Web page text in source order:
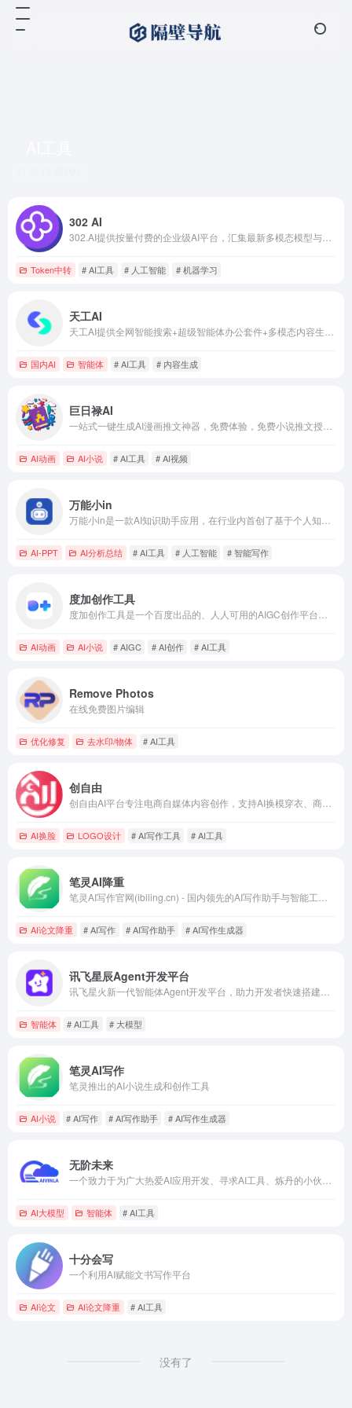
302 AI
Token中转 # AI工具 # 人工智能 # 机器学习
天工AI
国内AI 智能体 # AI工具 # 内容生成
巨日禄AI
AI动画 AI小说 # AI工具 # AI视频
万能小in
AI-PPT AI分析总结 # AI工具 # 人工智能 # 智能写作
度加创作工具
AI动画 AI小说 # AIGC # AI创作 # AI工具
Remove Photos
在线免费图片编辑
优化修复 去水印/物体 # AI工具
创自由
AI换脸 LOGO设计 # AI写作工具 # AI工具
笔灵AI降重
AI论文降重 # AI写作 # AI写作助手 # AI写作生成器
讯飞星辰Agent开发平台
智能体 # AI工具 # 大模型
笔灵AI写作
笔灵推出的AI小说生成和创作工具
AI小说 # AI写作 # AI写作助手 # AI写作生成器
无阶未来
AI大模型 智能体 # AI工具
十分会写
一个利用AI赋能文书写作平台
AI论文 AI论文降重 # AI工具
没有了